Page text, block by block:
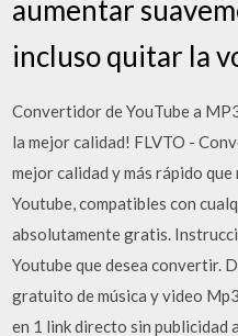
aumentar
incluso quitar la
Convertidor de YouTube a
la mejor calidad! FLVTO -
mejor calidad y más rápido
Youtube, compatibles con
absolutamente gratis.
Youtube que desea convertir.
gratuito de música y video
en 1 link directo sin publicidad